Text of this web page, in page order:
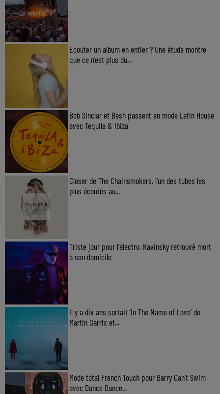
Ecouter un album en entier ? Une étude montre
que ce n’est plus du...
Bob Sinclar et Besh passent en mode Latin House
avec Tequila & Ibiza
Closer de The Chainsmokers, l’un des tubes les
plus écoutés au...
Triste jour pour l'électro, Kavinsky retrouvé mort
à son domicile
Il y a dix ans sortait 'In The Name of Love' de
Martin Garrix et...
Mode total French Touch pour Barry Can't Swim
avec Dance Dance...